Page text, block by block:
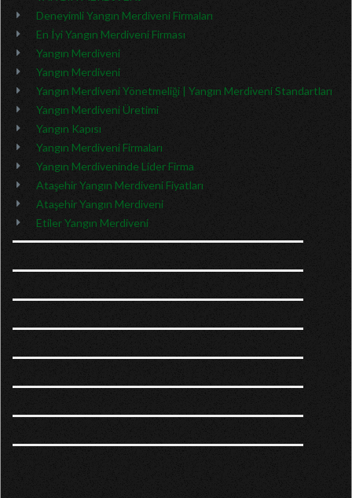
Deneyimli Yangın Merdiveni Firmaları
En İyi Yangın Merdiveni Firması
Yangın Merdiveni
Yangın Merdiveni
Yangın Merdiveni Yönetmeliği | Yangın Merdiveni Standartları
Yangın Merdiveni Üretimi
Yangın Kapısı
Yangın Merdiveni Firmaları
Yangın Merdiveninde Lider Firma
Ataşehir Yangın Merdiveni Fiyatları
Ataşehir Yangın Merdiveni
Etiler Yangın Merdiveni